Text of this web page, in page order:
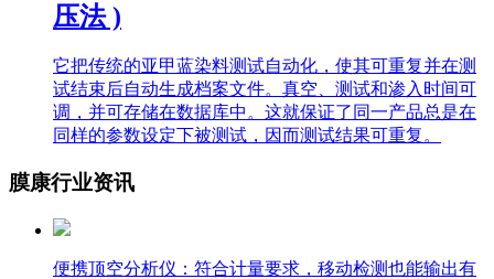
压法 )
它把传统的亚甲蓝染料测试自动化，使其可重复并在测
试结束后自动生成档案文件。真空、测试和渗入时间可
调，并可存储在数据库中。这就保证了同一产品总是在
同样的参数设定下被测试，因而测试结果可重复。
膜康行业资讯
便携顶空分析仪：符合计量要求，移动检测也能输出有